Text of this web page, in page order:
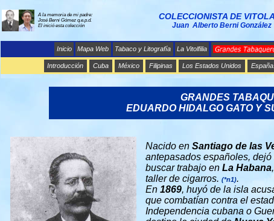
A la memoria de mi padre:
José Berni Gómez q.e.p.d.
El inició esta colección
COLECCIONISTA DE
Juan Alberto Berni González
Inicio Mapa Web Tabaco y Litografía La Vitolfilia
Introducción Cuba México Filipinas Los Estados Unidos
GRANDES
EDUARDO HIDALGO GATO Y
Nacido en Santiago de las
antepasados españoles,
buscar trabajo en La Habana
taller de cigarros. (*n1).
En 1869, huyó de la isla
que combatían contra el
Independencia cubana o